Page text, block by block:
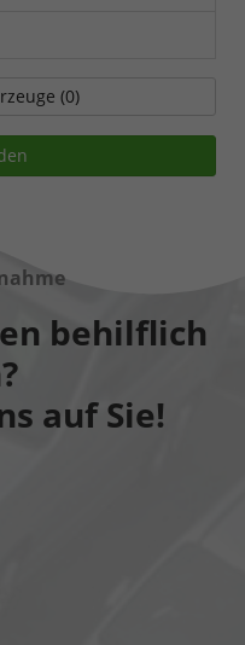
(0)
behilflich
auf Sie!